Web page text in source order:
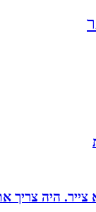
צייר. היה צריך